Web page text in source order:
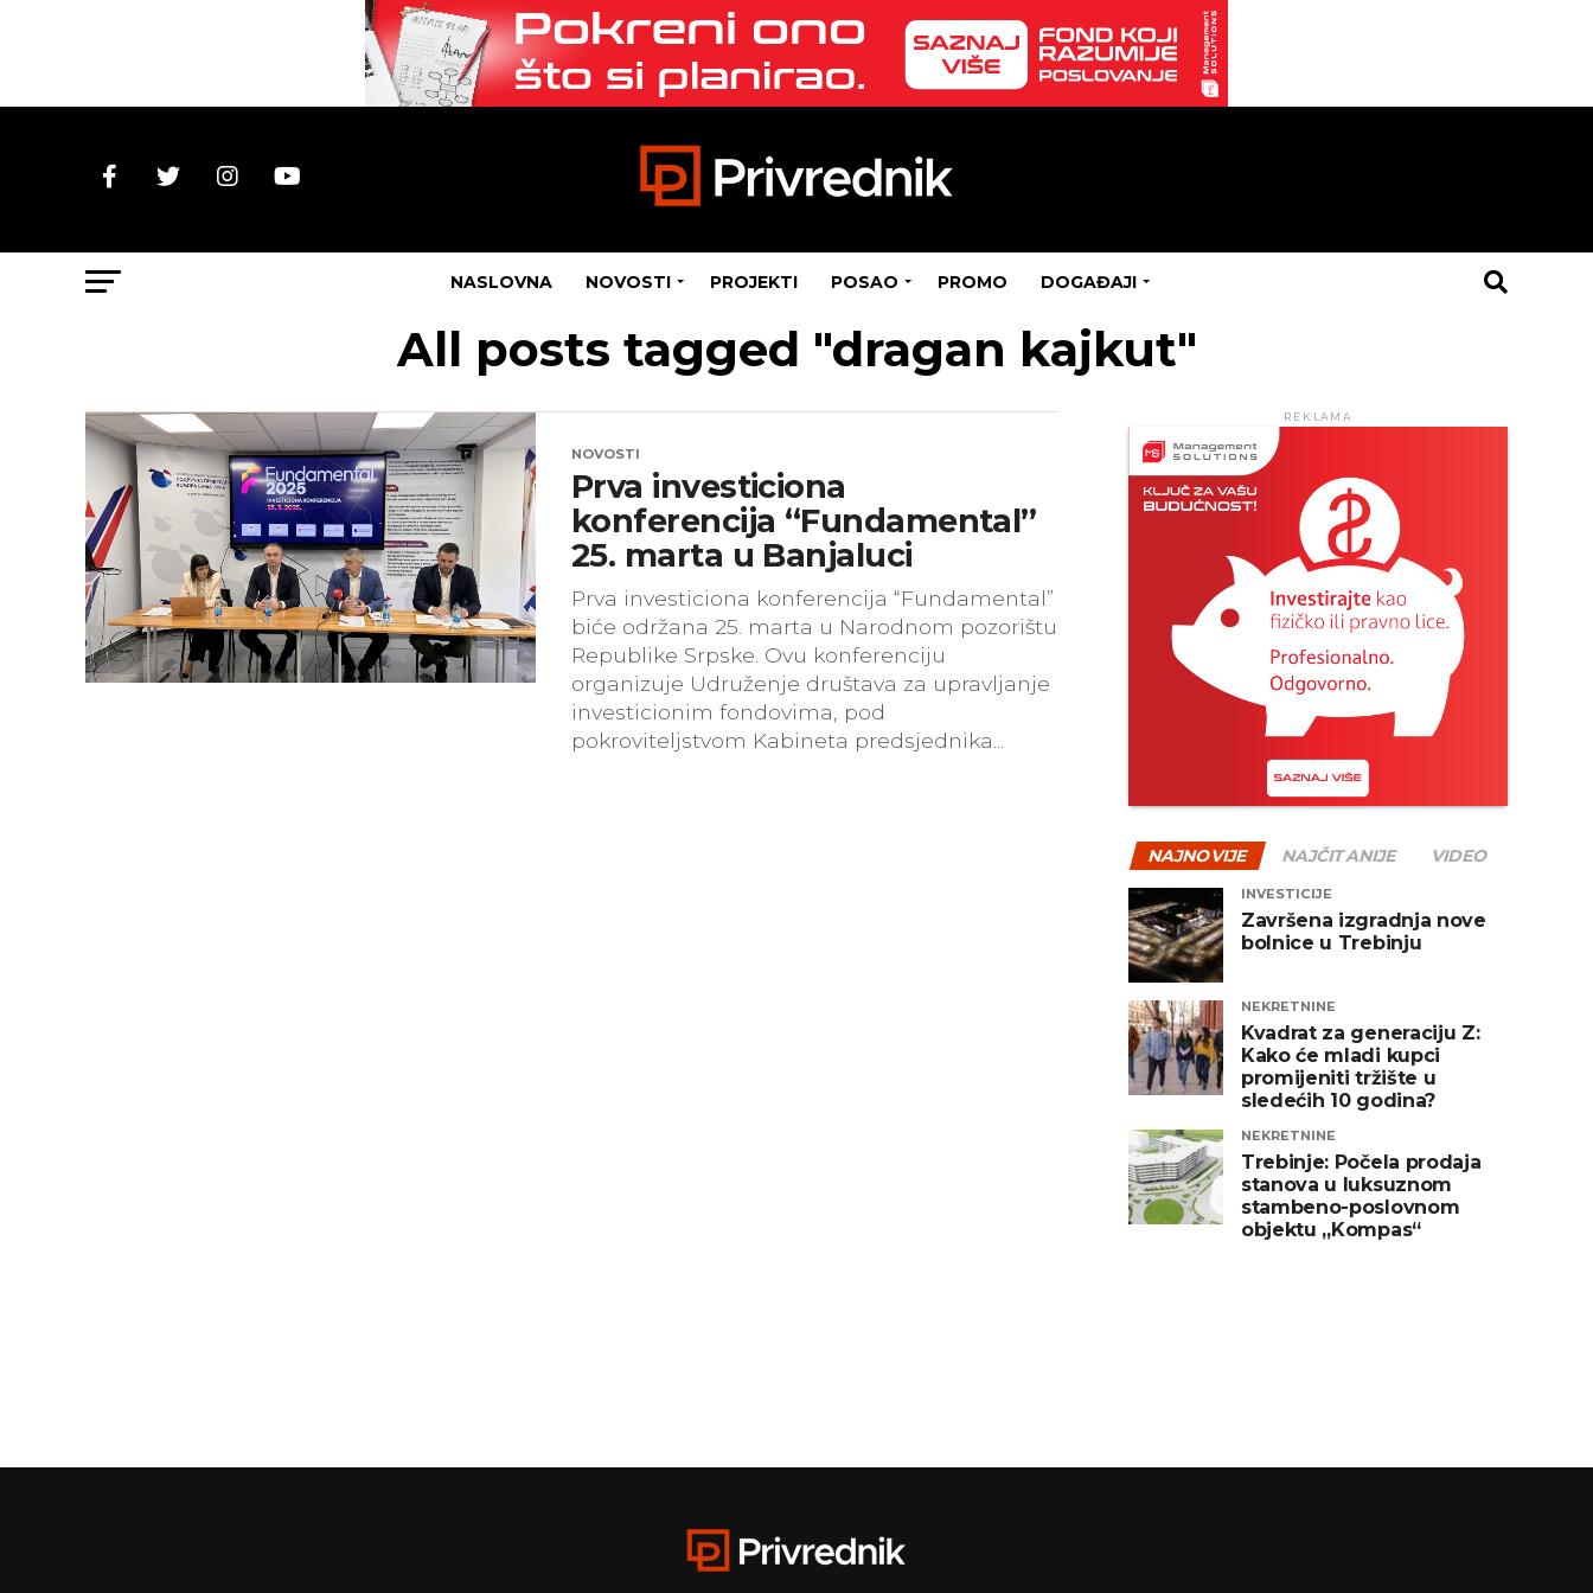
NASLOVNA NOVOSTI PROJEKTI POSAO PROMO DOGAĐAJI
All posts tagged "dragan kajkut"
NOVOSTI
Prva investiciona
konferencija “Fundamental”
25. marta u Banjaluci
Prva investiciona konferencija “Fundamental”
biće održana 25. marta u Narodnom pozorištu
Republike Srpske. Ovu konferenciju
organizuje Udruženje društava za upravljanje
investicionim fondovima, pod
pokroviteljstvom Kabineta predsjednika...
REKLAMA
NAJNOVIJE NAJČITANIJE VIDEO
INVESTICIJE
Završena izgradnja nove
bolnice u Trebinju
NEKRETNINE
Kvadrat za generaciju Z:
Kako će mladi kupci
promijeniti tržište u
sledećih 10 godina?
NEKRETNINE
Trebinje: Počela prodaja
stanova u luksuznom
stambeno-poslovnom
objektu „Kompas“